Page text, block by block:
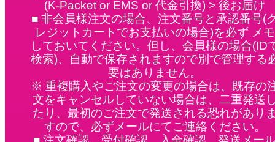
(K-Packet or EMS or 代金引換) > 後お届け
■ 非会員様注文の場合、注文番号と承認番号(
レジットカートでお支払いの場合)を必ず メモ
しておいてください。但し、会員様の場合(ID
検索)、自動で保存されますので別で管理する
要はありません。
※ 重複購入やご注文の変更の場合は、既存の
文をキャンセルしていない場合は、二重発送
たり、最初のご注文で発送される恐れがあり
すので、必ずメールにてご連絡ください。